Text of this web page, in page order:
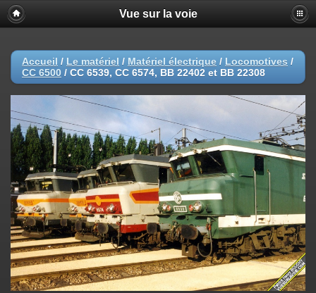
Vue sur la voie
Accueil / Le matériel / Matériel électrique / Locomotives /
CC 6500 / CC 6539, CC 6574, BB 22402 et BB 22308